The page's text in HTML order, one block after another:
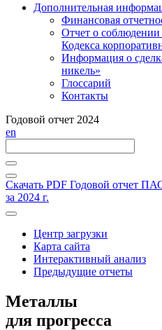
Дополнительная
Финансовая
Отчет о
Кодекса
Информация о
никель»
Глоссарий
Контакты
Годовой отчет 2024
en
Скачать PDF Годовой отчет
за 2024 г.
Центр загрузки
Карта сайта
Интерактивный анализ
Предыдущие отчеты
Металлы
для прогресса